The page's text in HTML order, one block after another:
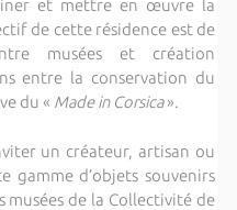
et mettre en œuvre la
de cette résidence est de
musées et création
entre la conservation du
du « Made in Corsica».
un créateur, artisan ou
gamme d’objets souvenirs
musées de la Collectivité de